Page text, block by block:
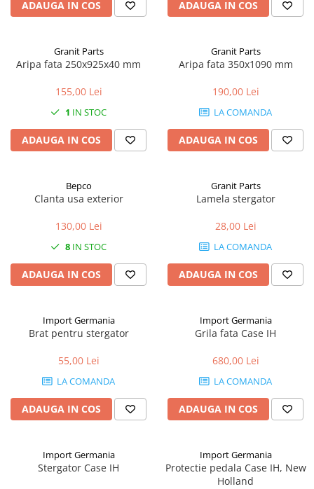
1.8.11. Ambreaje lamelare și
elastice
2. Piese Utilaje Agricole
2.1. Prelucrarea Solului
2.1.1. Semănătoare
2.1.2. Plug
2.1.4. Grapă rotativă și cu discuri
2.1.6. Tocator resturi vegetale
2.1.8. Tavalug
2.1.7. Tocator forestier si concasor
de piatra
Gunoi Grajd
2.2.1. Administrare Dejectii
2.3. Erbicidare & Irigare
ADAUGA IN COS ADAUGA IN COS
Granit Parts
Aripa fata 250x925x40 mm
155,00 Lei
1 IN STOC
ADAUGA IN COS
Granit Parts
Aripa fata 350x1090 mm
190,00 Lei
LA COMANDA
ADAUGA IN COS
Bepco
Clanta usa exterior
130,00 Lei
8 IN STOC
ADAUGA IN COS
Granit Parts
Lamela stergator
28,00 Lei
LA COMANDA
ADAUGA IN COS
Import Germania
Brat pentru stergator
55,00 Lei
LA COMANDA
ADAUGA IN COS
Import Germania
Grila fata Case IH
680,00 Lei
LA COMANDA
ADAUGA IN COS
Import Germania
Stergator Case IH
Import Germania
Protectie pedala Case IH, New
Holland